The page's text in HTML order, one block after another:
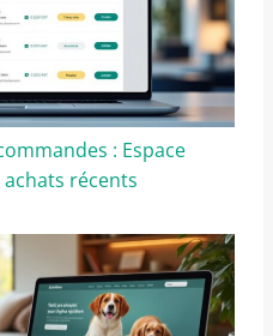
: Espace
récents